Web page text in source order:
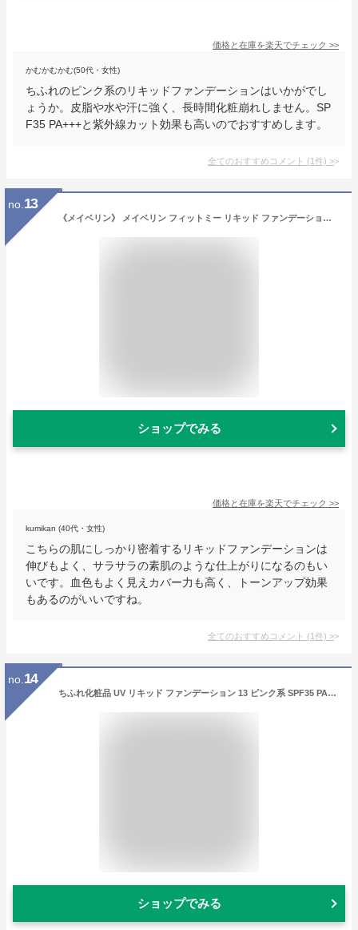
価格と在庫を楽天でチェック >>
かむかむかむ(50代・女性)
ちふれのピンク系のリキッドファンデーションはいかがでし
ょうか。皮脂や水や汗に強く、長時間化粧崩れしません。SP
F35 PA+++と紫外線カット効果も高いのでおすすめします。
全てのおすすめコメント (1件) >
no. 13
《メイベリン》 メイベリン フィットミー リキッド ファンデーション R 215 標準的な肌色(ピンク系) 30mL
ショップでみる
価格と在庫を楽天でチェック >>
kumikan (40代・女性)
こちらの肌にしっかり密着するリキッドファンデーションは
伸びもよく、サラサラの素肌のような仕上がりになるのもい
いです。血色もよく見えカバー力も高く、トーンアップ効果
もあるのがいいですね。
全てのおすすめコメント (1件) >
no. 14
ちふれ化粧品 UV リキッド ファンデーション 13 ピンク系 SPF35 PA+++ (30mL) ピンクより CHIFURE
ショップでみる